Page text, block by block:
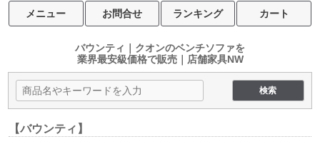
メニュー お問合せ ランキング カート
バウンティ｜クオンのベンチソファを
業界最安級価格で販売｜店舗家具NW
【バウンティ】